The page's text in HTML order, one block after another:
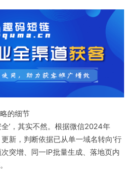
的细节
’，其实不然。根据微信2024年
新，判断依据已从单一域名转向‘行
突增、同一IP批量生成、落地页内